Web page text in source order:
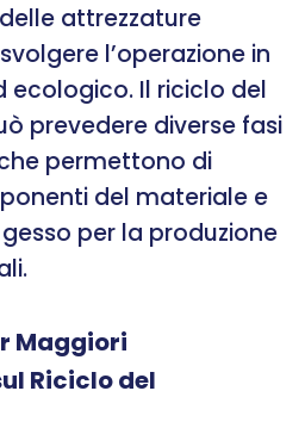
attrezzature
l’operazione in
ecologico. Il riciclo del
prevedere diverse fasi
permettono di
del materiale e
per la produzione
Maggiori
Riciclo del